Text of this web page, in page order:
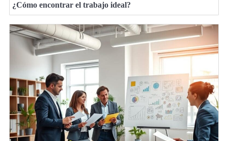
¿Cómo encontrar el trabajo ideal?